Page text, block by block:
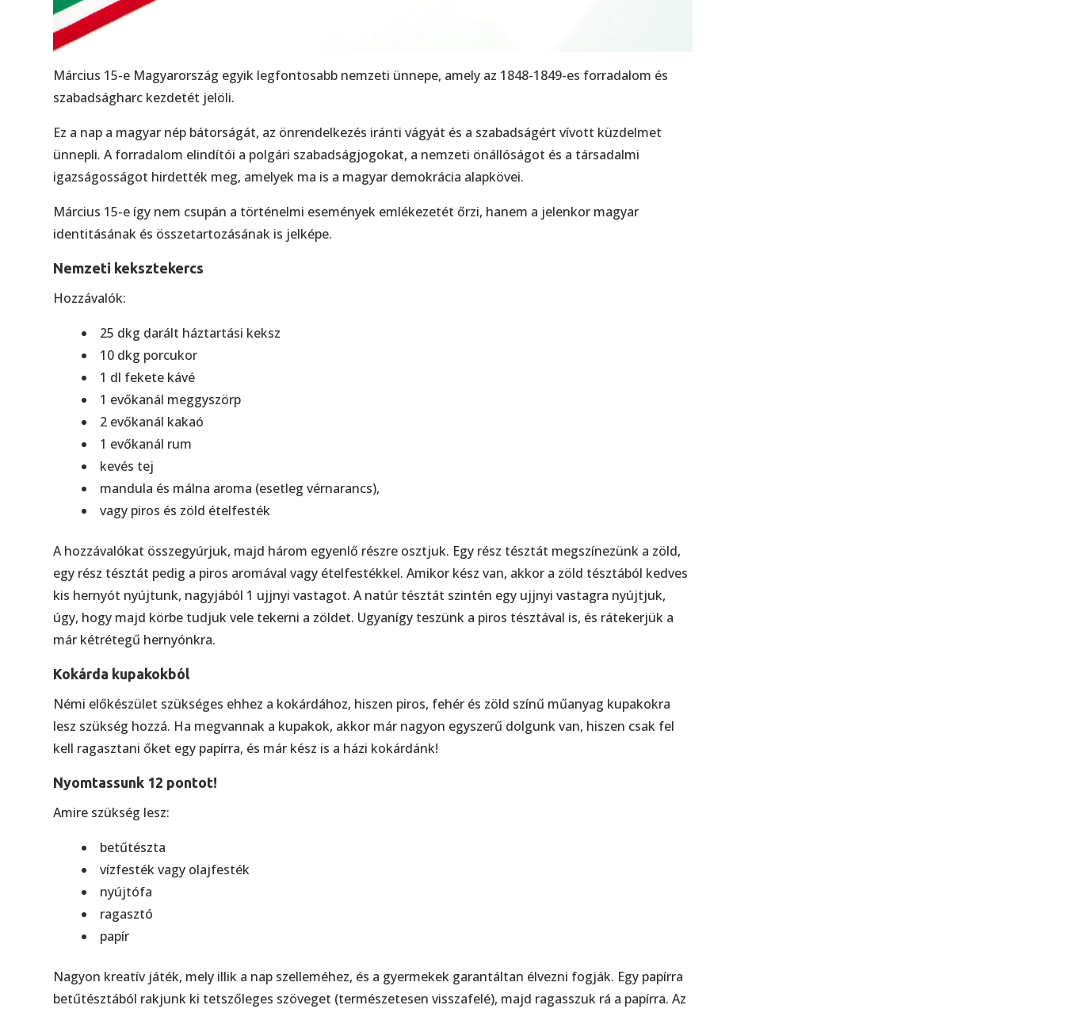
Március 15-e Magyarország egyik legfontosabb nemzeti ünnepe, amely az 1848-1849-es forradalom és
szabadságharc kezdetét jelöli.
Ez a nap a magyar nép bátorságát, az önrendelkezés iránti vágyát és a szabadságért vívott küzdelmet
ünnepli. A forradalom elindítói a polgári szabadságjogokat, a nemzeti önállóságot és a társadalmi
igazságosságot hirdették meg, amelyek ma is a magyar demokrácia alapkövei.
Március 15-e így nem csupán a történelmi események emlékezetét őrzi, hanem a jelenkor magyar
identitásának és összetartozásának is jelképe.
Nemzeti keksztekercs
Hozzávalók:
25 dkg darált háztartási keksz
10 dkg porcukor
1 dl fekete kávé
1 evőkanál meggyszörp
2 evőkanál kakaó
1 evőkanál rum
kevés tej
mandula és málna aroma (esetleg vérnarancs),
vagy piros és zöld ételfesték
A hozzávalókat összegyúrjuk, majd három egyenlő részre osztjuk. Egy rész tésztát megszínezünk a zöld,
egy rész tésztát pedig a piros aromával vagy ételfestékkel. Amikor kész van, akkor a zöld tésztából kedves
kis hernyót nyújtunk, nagyjából 1 ujjnyi vastagot. A natúr tésztát szintén egy ujjnyi vastagra nyújtjuk,
úgy, hogy majd körbe tudjuk vele tekerni a zöldet. Ugyanígy teszünk a piros tésztával is, és rátekerjük a
már kétrétegű hernyónkra.
Kokárda kupakokból
Némi előkészület szükséges ehhez a kokárdához, hiszen piros, fehér és zöld színű műanyag kupakokra
lesz szükség hozzá. Ha megvannak a kupakok, akkor már nagyon egyszerű dolgunk van, hiszen csak fel
kell ragasztani őket egy papírra, és már kész is a házi kokárdánk!
Nyomtassunk 12 pontot!
Amire szükség lesz:
betűtészta
vízfesték vagy olajfesték
nyújtófa
ragasztó
papír
Nagyon kreatív játék, mely illik a nap szelleméhez, és a gyermekek garantáltan élvezni fogják. Egy papírra
betűtésztából rakjunk ki tetszőleges szöveget (természetesen visszafelé), majd ragasszuk rá a papírra. Az